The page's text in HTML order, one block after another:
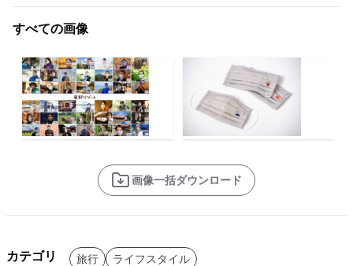
すべての画像
画像一括ダウンロード
カテゴリ 旅行 ライフスタイル